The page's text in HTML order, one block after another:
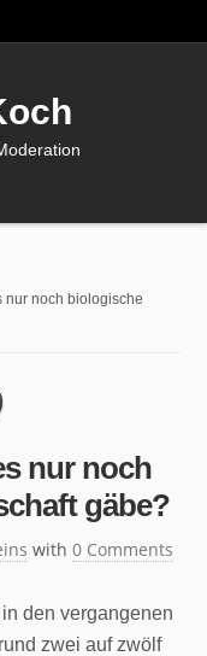
noch biologische
nur noch
gäbe?
with 0 Comments
den vergangenen
zwei auf zwölf